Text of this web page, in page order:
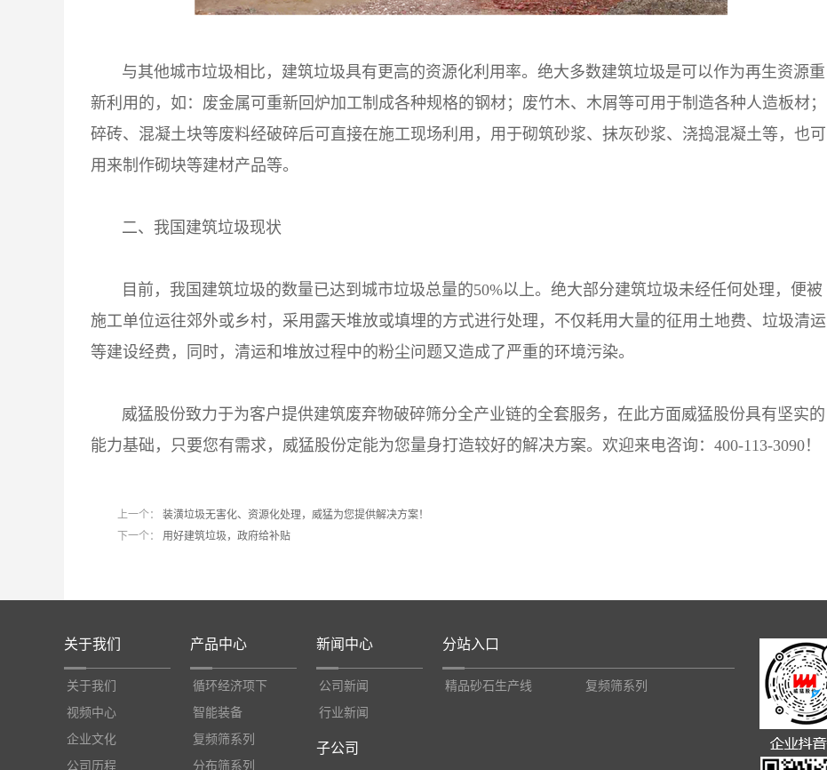
与其他城市垃圾相比，建筑垃圾具有更高的资源化利用率。绝大多数建筑垃圾是可以作为再生资源重
新利用的，如：废金属可重新回炉加工制成各种规格的钢材；废竹木、木屑等可用于制造各种人造板材；
碎砖、混凝土块等废料经破碎后可直接在施工现场利用，用于砌筑砂浆、抹灰砂浆、浇捣混凝土等，也可
用来制作砌块等建材产品等。
二、我国建筑垃圾现状
目前，我国建筑垃圾的数量已达到城市垃圾总量的50%以上。绝大部分建筑垃圾未经任何处理，便被
施工单位运往郊外或乡村，采用露天堆放或填埋的方式进行处理，不仅耗用大量的征用土地费、垃圾清运
等建设经费，同时，清运和堆放过程中的粉尘问题又造成了严重的环境污染。
威猛股份致力于为客户提供建筑废弃物破碎筛分全产业链的全套服务，在此方面威猛股份具有坚实的
能力基础，只要您有需求，威猛股份定能为您量身打造较好的解决方案。欢迎来电咨询：400-113-3090！
上一个：
装潢垃圾无害化、资源化处理，威猛为您提供解决方案！
下一个：
用好建筑垃圾，政府给补贴
关于我们
关于我们
视频中心
企业文化
公司历程
产品中心
循环经济项下
智能装备
复频筛系列
分布筛系列
新闻中心
公司新闻
行业新闻
子公司
分站入口
精品砂石生产线 复频筛系列